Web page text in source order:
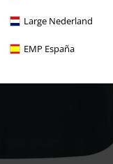
Large Nederland
EMP España